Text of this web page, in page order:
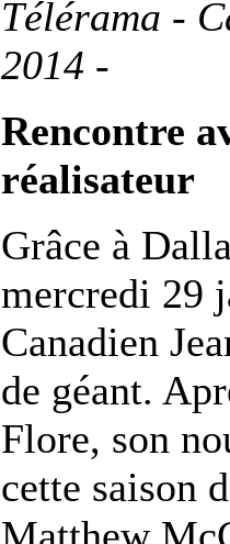
Télérama -
2014 -
Rencontre
réalisateur
Grâce à
mercredi 29
Canadien
de géant.
Flore, son
cette saison